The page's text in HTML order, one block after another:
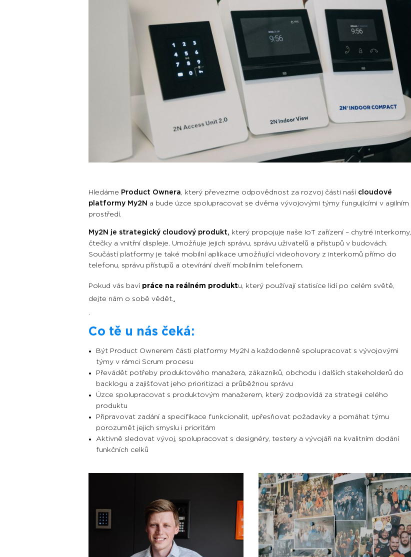
Hledáme Product Ownera, který převezme odpovědnost za rozvoj části naší cloudové
platformy My2N a bude úzce spolupracovat se dvěma vývojovými týmy fungujícími v agilním
prostředí.
My2N je strategický cloudový produkt, který propojuje naše IoT zařízení – chytré interkomy,
čtečky a vnitřní displeje. Umožňuje jejich správu, správu uživatelů a přístupů v budovách.
Součástí platformy je také mobilní aplikace umožňující videohovory z interkomů přímo do
telefonu, správu přístupů a otevírání dveří mobilním telefonem.
Pokud vás baví práce na reálném produktu, který používají statisíce lidí po celém světě,
dejte nám o sobě vědět..
.
Co tě u nás čeká:
Být Product Ownerem části platformy My2N a každodenně spolupracovat s vývojovými
týmy v rámci Scrum procesu
Převádět potřeby produktového manažera, zákazníků, obchodu i dalších stakeholderů do
backlogu a zajišťovat jeho prioritizaci a průběžnou správu
Úzce spolupracovat s produktovým manažerem, který zodpovídá za strategii celého
produktu
Připravovat zadání a specifikace funkcionalit, upřesňovat požadavky a pomáhat týmu
porozumět jejich smyslu i prioritám
Aktivně sledovat vývoj, spolupracovat s designéry, testery a vývojáři na kvalitním dodání
funkčních celků